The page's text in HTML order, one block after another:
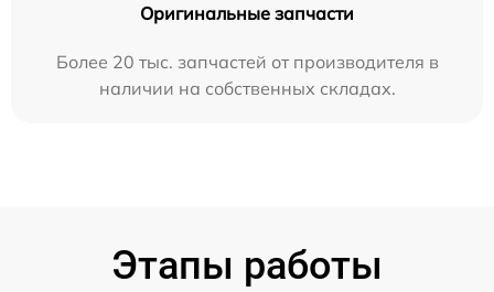
Оригинальные запчасти
Более 20 тыс. запчастей от производителя в
наличии на собственных складах.
Этапы работы